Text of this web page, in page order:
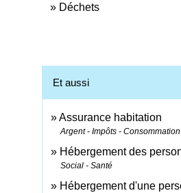
Déchets
Et aussi
Assurance habitation
Argent - Impôts - Consommation
Hébergement des
Social - Santé
Hébergement d'une